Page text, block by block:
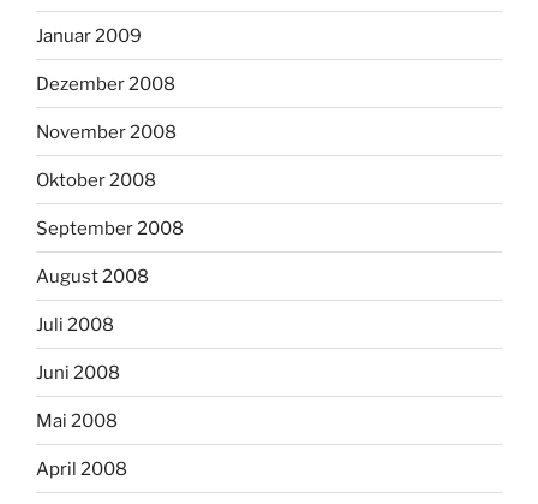
Januar 2009
Dezember 2008
November 2008
Oktober 2008
September 2008
August 2008
Juli 2008
Juni 2008
Mai 2008
April 2008